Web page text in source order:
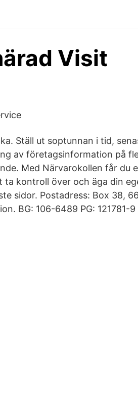
Visit
Ställ ut soptunnan i tid,
av företagsinformation på
Med Närvarokollen får du
kontroll över och äga din
sidor. Postadress: Box 38,
BG: 106-6489 PG: 121781-